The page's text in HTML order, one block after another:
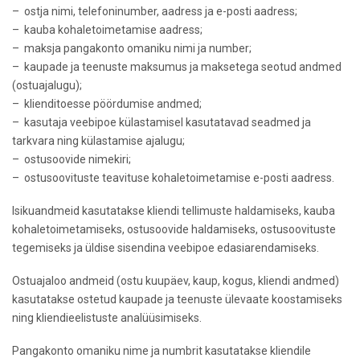
– ostja nimi, telefoninumber, aadress ja e-posti aadress;
– kauba kohaletoimetamise aadress;
– maksja pangakonto omaniku nimi ja number;
– kaupade ja teenuste maksumus ja maksetega seotud andmed
(ostuajalugu);
– klienditoesse pöördumise andmed;
– kasutaja veebipoe külastamisel kasutatavad seadmed ja
tarkvara ning külastamise ajalugu;
– ostusoovide nimekiri;
– ostusoovituste teavituse kohaletoimetamise e-posti aadress.
Isikuandmeid kasutatakse kliendi tellimuste haldamiseks, kauba
kohaletoimetamiseks, ostusoovide haldamiseks, ostusoovituste
tegemiseks ja üldise sisendina veebipoe edasiarendamiseks.
Ostuajaloo andmeid (ostu kuupäev, kaup, kogus, kliendi andmed)
kasutatakse ostetud kaupade ja teenuste ülevaate koostamiseks
ning kliendieelistuste analüüsimiseks.
Pangakonto omaniku nime ja numbrit kasutatakse kliendile